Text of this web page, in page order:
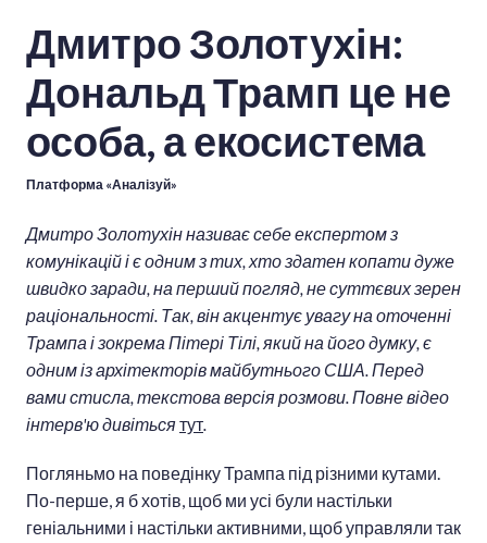
Дмитро Золотухін:
Дональд Трамп це не
особа, а екосистема
Платформа «Аналізуй»
Дмитро Золотухін називає себе експертом з
комунікацій і є одним з тих, хто здатен копати дуже
швидко заради, на перший погляд, не суттєвих зерен
раціональності. Так, він акцентує увагу на оточенні
Трампа і зокрема Пітері Тілі, який на його думку, є
одним із архітекторів майбутнього США. Перед
вами стисла, текстова версія розмови. Повне відео
інтерв'ю дивітьсятут.
Погляньмо на поведінку Трампа під різними кутами.
По-перше, я б хотів, щоб ми усі були настільки
геніальними і настільки активними, щоб управляли так